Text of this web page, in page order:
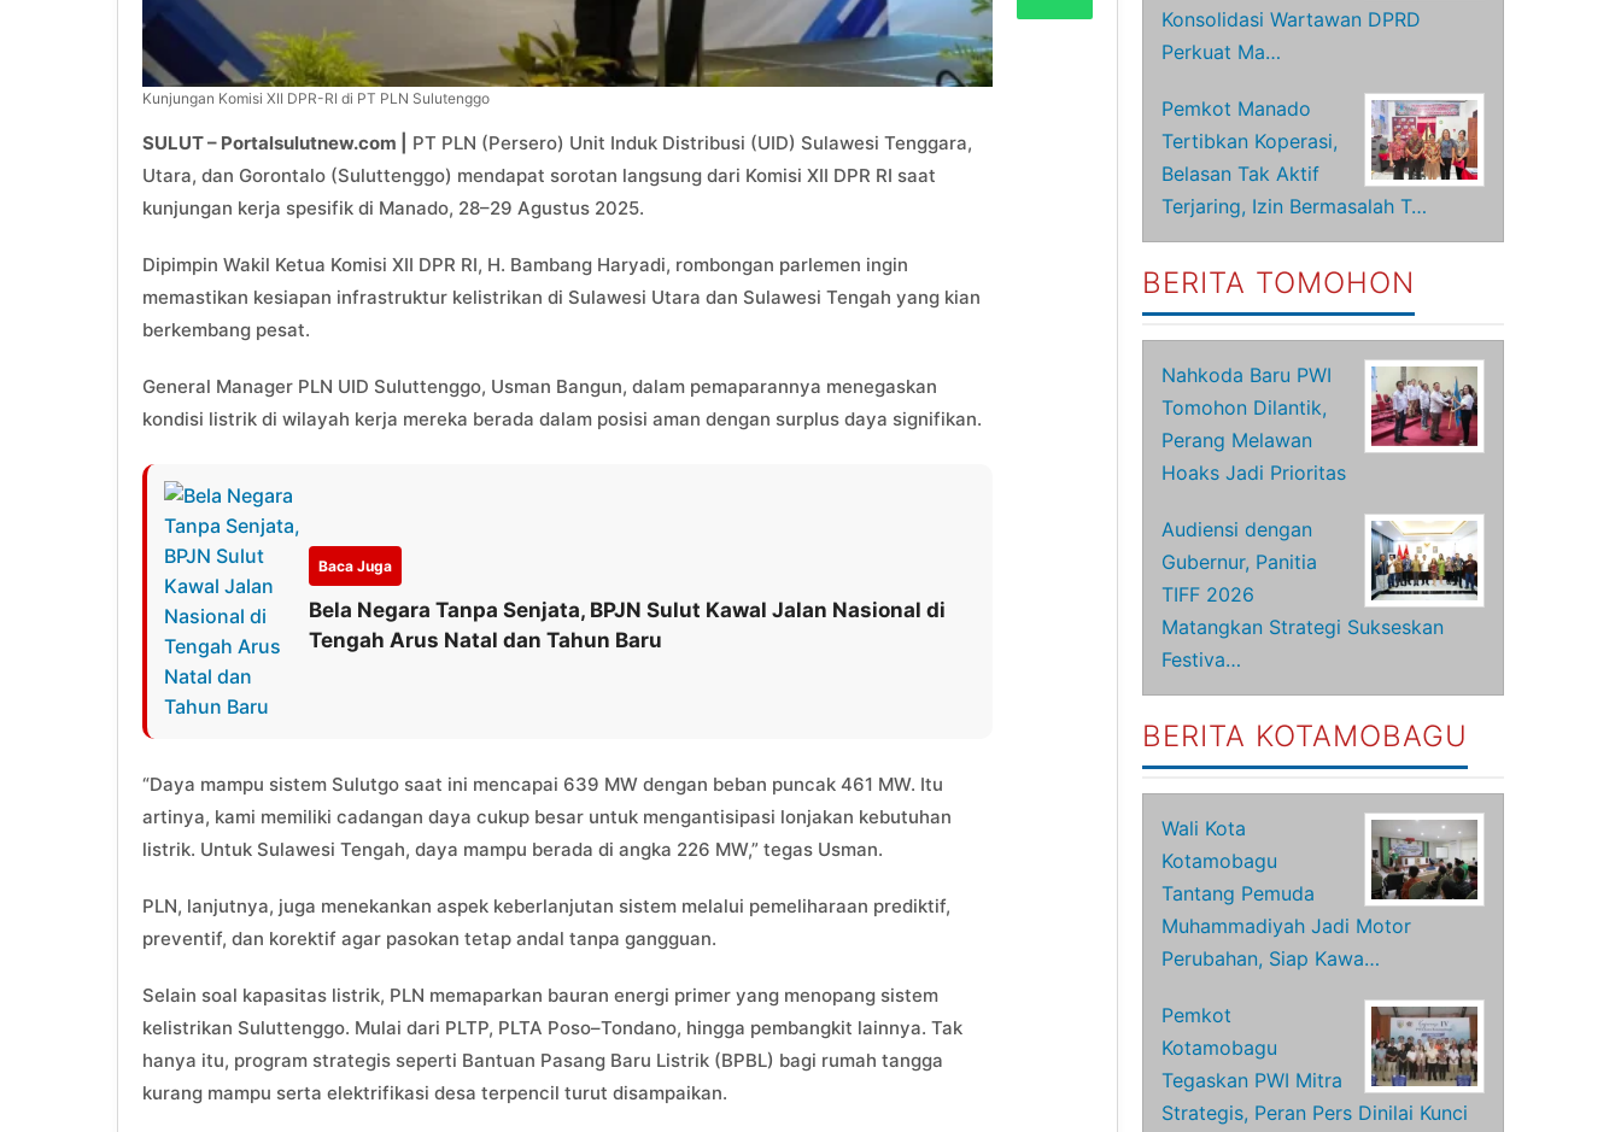
Kunjungan Komisi XII DPR-RI di PT PLN Sulutenggo
SULUT – Portalsulutnew.com |
PT PLN (Persero) Unit Induk Distribusi (UID) Sulawesi Tenggara,
Utara, dan Gorontalo (Suluttenggo) mendapat sorotan langsung dari Komisi XII DPR RI saat
kunjungan kerja spesifik di Manado, 28–29 Agustus 2025.
Dipimpin Wakil Ketua Komisi XII DPR RI, H. Bambang Haryadi, rombongan parlemen ingin
memastikan kesiapan infrastruktur kelistrikan di Sulawesi Utara dan Sulawesi Tengah yang kian
berkembang pesat.
General Manager PLN UID Suluttenggo, Usman Bangun, dalam pemaparannya menegaskan
kondisi listrik di wilayah kerja mereka berada dalam posisi aman dengan surplus daya signifikan.
Baca Juga
Bela Negara Tanpa Senjata, BPJN Sulut Kawal Jalan Nasional di
Tengah Arus Natal dan Tahun Baru
“Daya mampu sistem Sulutgo saat ini mencapai 639 MW dengan beban puncak 461 MW. Itu
artinya, kami memiliki cadangan daya cukup besar untuk mengantisipasi lonjakan kebutuhan
listrik. Untuk Sulawesi Tengah, daya mampu berada di angka 226 MW,” tegas Usman.
PLN, lanjutnya, juga menekankan aspek keberlanjutan sistem melalui pemeliharaan prediktif,
preventif, dan korektif agar pasokan tetap andal tanpa gangguan.
Selain soal kapasitas listrik, PLN memaparkan bauran energi primer yang menopang sistem
kelistrikan Suluttenggo. Mulai dari PLTP, PLTA Poso–Tondano, hingga pembangkit lainnya. Tak
hanya itu, program strategis seperti Bantuan Pasang Baru Listrik (BPBL) bagi rumah tangga
kurang mampu serta elektrifikasi desa terpencil turut disampaikan.
Konsolidasi Wartawan DPRD
Perkuat Ma…
Pemkot Manado
Tertibkan Koperasi,
Belasan Tak Aktif
Terjaring, Izin Bermasalah T…
BERITA TOMOHON
Nahkoda Baru PWI
Tomohon Dilantik,
Perang Melawan
Hoaks Jadi Prioritas
Audiensi dengan
Gubernur, Panitia
TIFF 2026
Matangkan Strategi Sukseskan
Festiva…
BERITA KOTAMOBAGU
Wali Kota
Kotamobagu
Tantang Pemuda
Muhammadiyah Jadi Motor
Perubahan, Siap Kawa…
Pemkot
Kotamobagu
Tegaskan PWI Mitra
Strategis, Peran Pers Dinilai Kunci